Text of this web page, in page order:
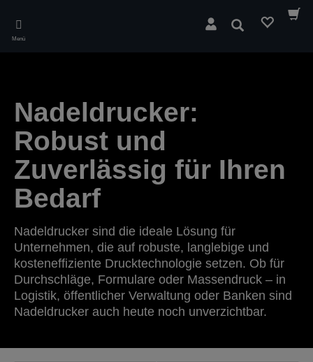
main
Menü
Suchen
Nadeldrucker:
Robust und
Zuverlässig für Ihren
Bedarf
Nadeldrucker sind die ideale Lösung für
Unternehmen, die auf robuste, langlebige und
kosteneffiziente Drucktechnologie setzen. Ob für
Durchschläge, Formulare oder Massendruck – in
Logistik, öffentlicher Verwaltung oder Banken sind
Nadeldrucker auch heute noch unverzichtbar.